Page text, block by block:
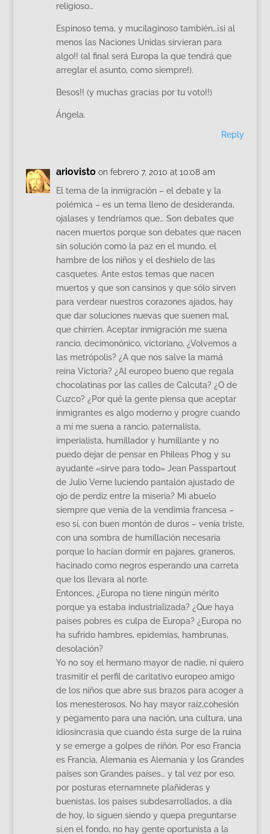
religioso…
Espinoso tema, y mucilaginoso también…¡si al
menos las Naciones Unidas sirvieran para
algo!! (al final será Europa la que tendrá que
arreglar el asunto, como siempre!).
Besos!! (y muchas gracias por tu voto!!)
Ángela.
Reply
ariovisto on febrero 7, 2010 at 10:08 am
El tema de la inmigración – el debate y la
polémica – es un tema lleno de desideranda,
ojalases y tendríamos que… Son debates que
nacen muertos porque son debates que nacen
sin solución como la paz en el mundo, el
hambre de los niños y el deshielo de las
casquetes. Ante estos temas que nacen
muertos y que son cansinos y que sólo sirven
para verdear nuestros corazones ajados, hay
que dar soluciones nuevas que suenen mal,
que chirríen. Aceptar inmigración me suena
rancio, decimonónico, victoriano, ¿Volvemos a
las metrópolis? ¿A que nos salve la mamá
reina Victoria? ¿Al europeo bueno que regala
chocolatinas por las calles de Calcuta? ¿O de
Cuzco? ¿Por qué la gente piensa que aceptar
inmigrantes es algo moderno y progre cuando
a mí me suena a rancio, paternalista,
imperialista, humillador y humillante y no
puedo dejar de pensar en Phileas Phog y su
ayudante «sirve para todo» Jean Passpartout
de Julio Verne luciendo pantalón ajustado de
ojo de perdiz entre la miseria? Mi abuelo
siempre que venía de la vendimia francesa –
eso sí, con buen montón de duros – venía triste,
con una sombra de humillación necesaria
porque lo hacían dormir en pajares, graneros,
hacinado como negros esperando una carreta
que los llevara al norte.
Entonces, ¿Europa no tiene ningún mérito
porque ya estaba industrializada? ¿Que haya
países pobres es culpa de Europa? ¿Europa no
ha sufrido hambres, epidemias, hambrunas,
desolación?
Yo no soy el hermano mayor de nadie, ni quiero
trasmitir el perfil de caritativo europeo amigo
de los niños que abre sus brazos para acoger a
los menesterosos. No hay mayor raíz,cohesión
y pegamento para una nación, una cultura, una
idiosincrasia que cuando ésta surge de la ruina
y se emerge a golpes de riñón. Por eso Francia
es Francia, Alemania es Alemania y los Grandes
países son Grandes países… y tal vez por eso,
por posturas eternamnete plañideras y
buenistas, los paises subdesarrollados, a día
de hoy, lo siguen siendo y quepa preguntarse
si,en el fondo, no hay gente oportunista a la